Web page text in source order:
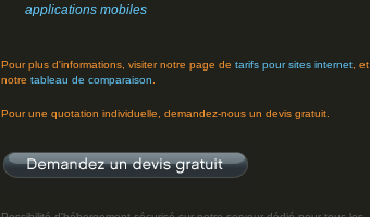
applications mobiles
Pour plus d'informations, visiter notre page de tarifs pour sites internet, et
notre tableau de comparaison.
Pour une quotation individuelle, demandez-nous un devis gratuit.